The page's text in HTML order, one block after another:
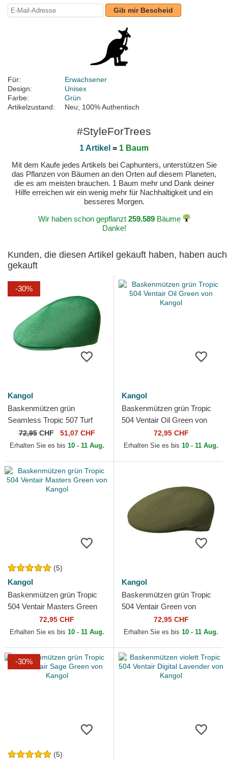
Gib mir Bescheid
Für:
Erwachsener
Design:
Unisex
Farbe:
Grün
Artikelzustand:
Neu; 100% Authentisch
#StyleForTrees
1 Artikel = 1 Baum
Mit dem Kaufe jedes Artikels bei Caphunters, unterstützen Sie
das Pflanzen von Bäumen an den Orten auf diesem Planeten,
die es am meisten brauchen. 1 Baum mehr und Dank deiner
Hilfe erreichen wir ein wenig mehr für Nachhaltigkeit und ein
besseres Morgen.
Wir haben schon gepflanzt 259.589Bäume
Danke!
Kunden, die diesen Artikel gekauft haben, haben auch
gekauft
-30%
Kangol
Baskenmützen grün
Seamless Tropic 507 Turf
Green von Kangol
72,95CHF 51,07 CHF
Erhalten Sie es bis 10 - 11 Aug.
Kangol
Baskenmützen grün Tropic
504 Ventair Oil Green von
72,95 CHF
Erhalten Sie es bis 10 - 11 Aug.
(5)
Kangol
Baskenmützen grün Tropic
504 Ventair Masters Green
von Kangol72,95 CHF
Erhalten Sie es bis 10 - 11 Aug.
Kangol
Baskenmützen grün Tropic
504 Ventair Green von
72,95 CHF
Erhalten Sie es bis 10 - 11 Aug.
-30%
(5)